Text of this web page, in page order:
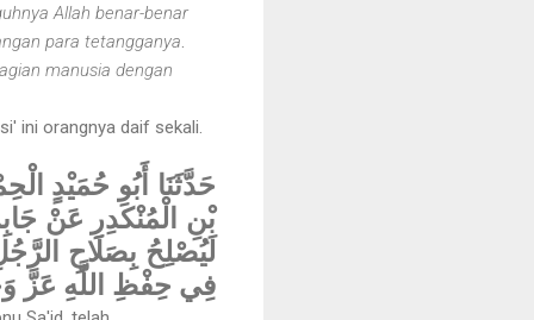
Allah benar-benar
para tetangganya
manusia dengan
ini orangnya daif sekali.
حَدَّثَنَا أَبُو حُمَيْدٍ
بْنِ الْمُنْكَدِرِ عَنْ
لَيُصْلِحُ بِصَلَاحِ
فِي حِفْظِ اللَّهِ عَزَّ